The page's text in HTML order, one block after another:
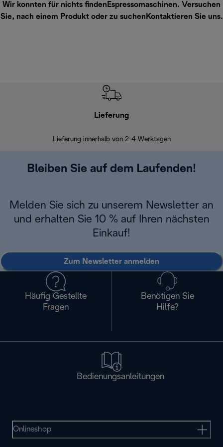
Wir konnten für nichts findenEspressomaschinen. Versuchen
Sie, nach einem Produkt oder zu suchen Kontaktieren Sie uns.
Lieferung
Lieferung innerhalb von 2-4 Werktagen
Bleiben Sie auf dem Laufenden!
Melden Sie sich zu unserem Newsletter an
und erhalten Sie 10 % auf Ihren nächsten
Einkauf!
Zum Newsletter anmelden
Häufig Gestellte
Fragen
Benötigen Sie
Hilfe?
Bedienungsanleitungen
Onlineshop